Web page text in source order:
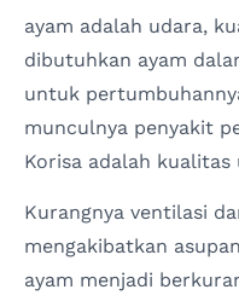
ayam adalah udara,
dibutuhkan ayam
untuk
munculnya penyakit
Korisa adalah
Kurangnya ventilasi
mengakibatkan
ayam menjadi